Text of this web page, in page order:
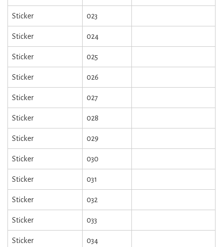
Sticker 023
Sticker 024
Sticker 025
Sticker 026
Sticker 027
Sticker 028
Sticker 029
Sticker 030
Sticker 031
Sticker 032
Sticker 033
Sticker 034